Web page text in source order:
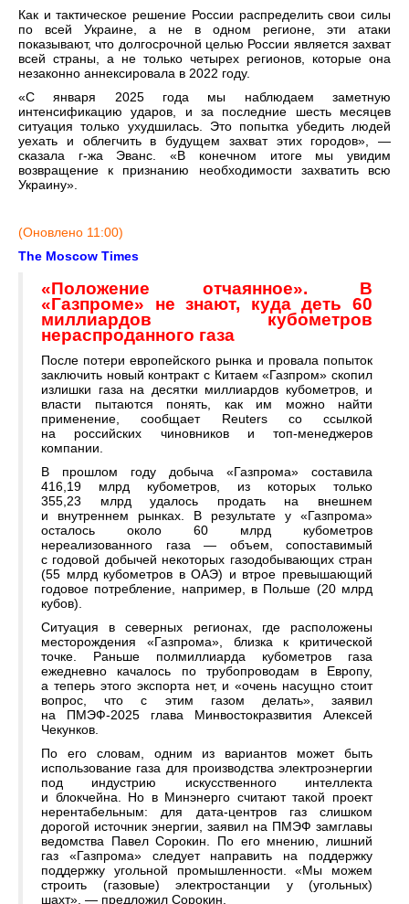
Как и тактическое решение России распределить свои силы
по всей Украине, а не в одном регионе, эти атаки
показывают, что долгосрочной целью России является захват
всей страны, а не только четырех регионов, которые она
незаконно аннексировала в 2022 году.
«С января 2025 года мы наблюдаем заметную
интенсификацию ударов, и за последние шесть месяцев
ситуация только ухудшилась. Это попытка убедить людей
уехать и облегчить в будущем захват этих городов», —
сказала г-жа Эванс. «В конечном итоге мы увидим
возвращение к признанию необходимости захватить всю
Украину».
(Оновлено 11:00)
The Moscow Times
«Положение отчаянное». В
«Газпроме» не знают, куда деть 60
миллиардов кубометров
нераспроданного газа
После потери европейского рынка и провала попыток
заключить новый контракт с Китаем «Газпром» скопил
излишки газа на десятки миллиардов кубометров, и
власти пытаются понять, как им можно найти
применение, сообщает Reuters со ссылкой
на российских чиновников и топ-менеджеров
компании.
В прошлом году добыча «Газпрома» составила
416,19 млрд кубометров, из которых только
355,23 млрд удалось продать на внешнем
и внутреннем рынках. В результате у «Газпрома»
осталось около 60 млрд кубометров
нереализованного газа — объем, сопоставимый
с годовой добычей некоторых газодобывающих стран
(55 млрд кубометров в ОАЭ) и втрое превышающий
годовое потребление, например, в Польше (20 млрд
кубов).
Ситуация в северных регионах, где расположены
месторождения «Газпрома», близка к критической
точке. Раньше полмиллиарда кубометров газа
ежедневно качалось по трубопроводам в Европу,
а теперь этого экспорта нет, и «очень насущно стоит
вопрос, что с этим газом делать», заявил
на ПМЭФ-2025 глава Минвостокразвития Алексей
Чекунков.
По его словам, одним из вариантов может быть
использование газа для производства электроэнергии
под индустрию искусственного интеллекта
и блокчейна. Но в Минэнерго считают такой проект
нерентабельным: для дата-центров газ слишком
дорогой источник энергии, заявил на ПМЭФ замглавы
ведомства Павел Сорокин. По его мнению, лишний
газ «Газпрома» следует направить на поддержку
поддержку угольной промышленности. «Мы можем
строить (газовые) электростанции у (угольных)
шахт», — предложил Сорокин.